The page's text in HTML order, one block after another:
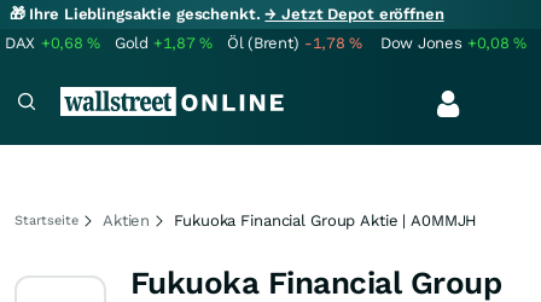
🎁 Ihre Lieblingsaktie geschenkt.→ Jetzt Depot eröffnen
DAX +0,68% Gold +1,87% Öl (Brent) -1,78% Dow Jones +0,08%
Startseite Aktien Fukuoka Financial Group Aktie | A0MMJH
Fukuoka Financial Group